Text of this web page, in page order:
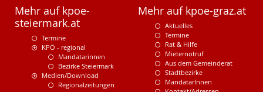
Mehr auf kpoe-
steiermark.at
Termine
KPÖ - regional
Mandatarinnen
Bezirke Steiermark
Medien/Download
Regionalzeitungen
Mehr auf kpoe-graz.at
Aktuelles
Termine
Rat & Hilfe
Mieternotruf
Aus dem Gemeinderat
Stadtbezirke
MandatarInnen